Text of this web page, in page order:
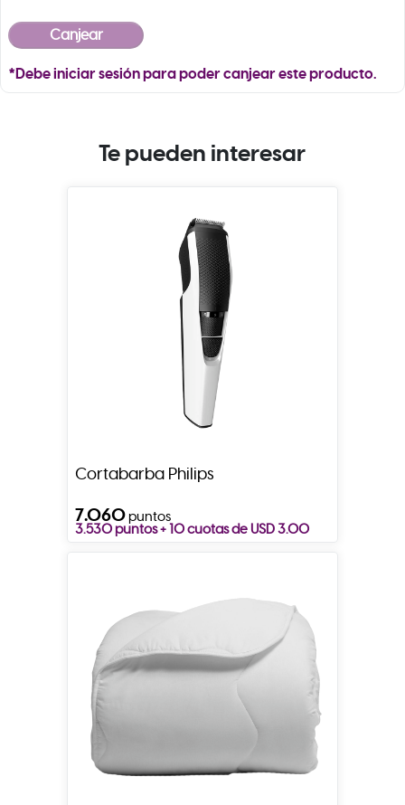
*Debe iniciar sesión para poder canjear este producto.
Te pueden interesar
Cortabarba Philips
7.060puntos
3.530 puntos + 10 cuotas de USD 3.00